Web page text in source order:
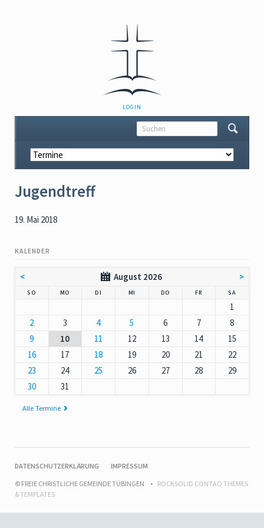
NAVIGATION
ÜBERSPRINGEN
LOGIN
Navigation
überspringen
Jugendtreff
19. Mai 2018
KALENDER
< August 2026 >
SO MO DI MI DO NNERSTAG
FR SAMSTAG
1
2
3 4 5 6 7
8
9
10 11 12 13 14
15
16
17 18 19 20 21
22
23
24 25 26 27 28
29
30
31
Alle Termine
NAVIGATION
DATENSCHUTZERKLÄRUNG
IMPRESSUM
© FREIE CHRISTLICHE GEMEINDE TÜBINGEN
ROCKSOLID CONTAO THEMES
& TEMPLATES